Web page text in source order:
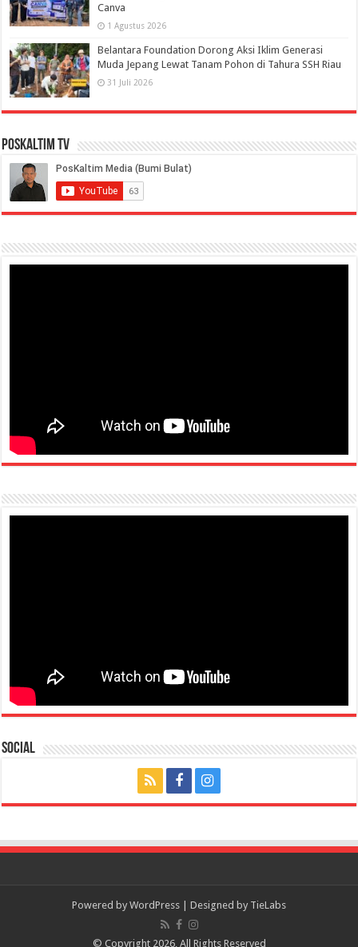
Canva
1 Agustus 2026
Belantara Foundation Dorong Aksi Iklim Generasi
Muda Jepang Lewat Tanam Pohon di Tahura SSH Riau
31 Juli 2026
PosKaltim TV
Social
Powered by WordPress | Designed by TieLabs
© Copyright 2026, All Rights Reserved